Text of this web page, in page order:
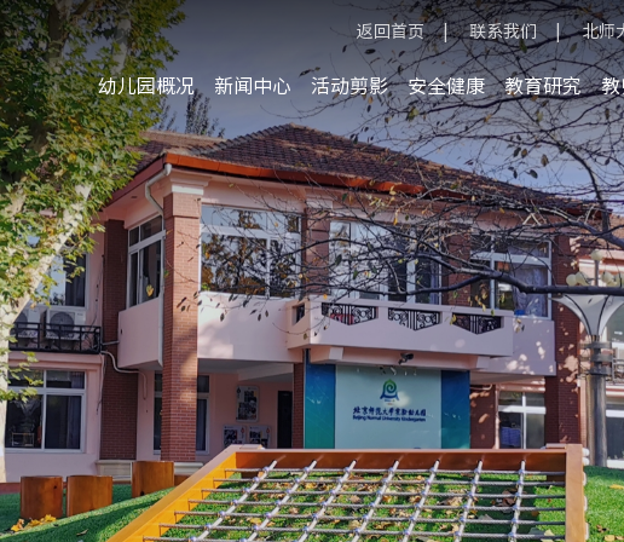
返回首页 | 联系我们 | 北师
幼儿园概况 新闻中心 活动剪影 安全健康 教育研究 教